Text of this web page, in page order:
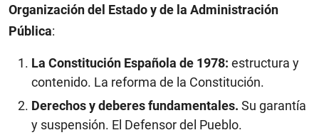
Organización del Estado y de la Administración
Pública:
La Constitución Española de 1978: estructura y
contenido. La reforma de la Constitución.
Derechos y deberes fundamentales. Su garantía
y suspensión. El Defensor del Pueblo.